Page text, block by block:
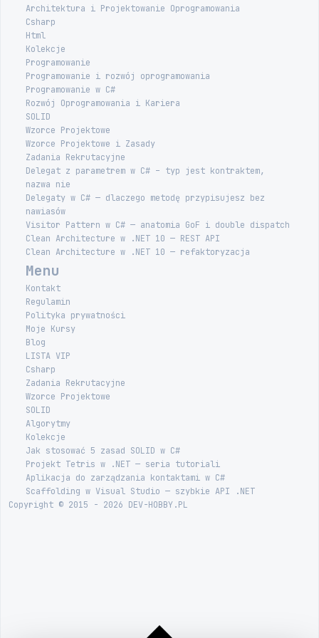
Architektura i Projektowanie Oprogramowania
Csharp
Html
Kolekcje
Programowanie
Programowanie i rozwój oprogramowania
Programowanie w C#
Rozwój Oprogramowania i Kariera
SOLID
Wzorce Projektowe
Wzorce Projektowe i Zasady
Zadania Rekrutacyjne
Delegat z parametrem w C# – typ jest kontraktem,
nazwa nie
Delegaty w C# — dlaczego metodę przypisujesz bez
nawiasów
Visitor Pattern w C# — anatomia GoF i double dispatch
Clean Architecture w .NET 10 — REST API
Clean Architecture w .NET 10 — refaktoryzacja
Menu
Kontakt
Regulamin
Polityka prywatności
Moje Kursy
Blog
LISTA VIP
Csharp
Zadania Rekrutacyjne
Wzorce Projektowe
SOLID
Algorytmy
Kolekcje
Jak stosować 5 zasad SOLID w C#
Projekt Tetris w .NET — seria tutoriali
Aplikacja do zarządzania kontaktami w C#
Scaffolding w Visual Studio — szybkie API .NET
Copyright © 2015 - 2026 DEV-HOBBY.PL